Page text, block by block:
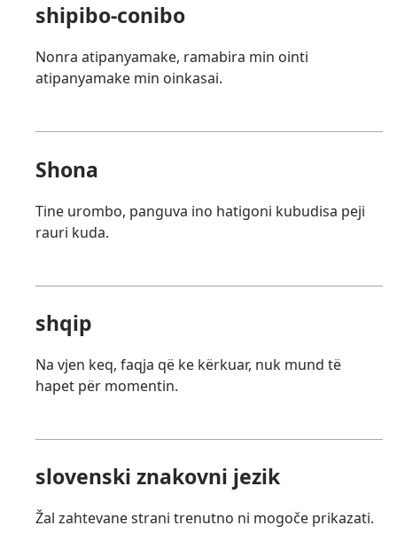
shipibo-conibo
Nonra atipanyamake, ramabira min ointi
atipanyamake min oinkasai.
Shona
Tine urombo, panguva ino hatigoni kubudisa peji
rauri kuda.
shqip
Na vjen keq, faqja që ke kërkuar, nuk mund të
hapet për momentin.
slovenski znakovni jezik
Žal zahtevane strani trenutno ni mogoče prikazati.